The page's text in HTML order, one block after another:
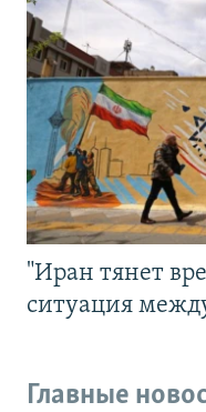
"Иран тянет
ситуация
Главные